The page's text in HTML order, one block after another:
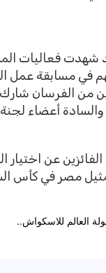
في مسابقة عمل
من الفرسان
أعضاء
عن
مصر في كأس
العالم للاسكواش..